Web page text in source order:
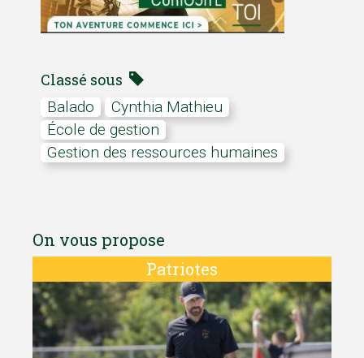
Classé sous
Balado
Cynthia Mathieu
École de gestion
Gestion des ressources humaines
On vous propose
Patriotes